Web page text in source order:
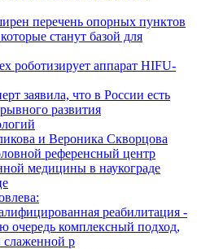
перечень опорных пунктов
станут базой для
роботизирует аппарат HIFU-
заявила, что в России есть
развития
и Вероника Скворцова
референсный центр
медицины в наукограде
реабилитация -
очередь комплексный подход,
р